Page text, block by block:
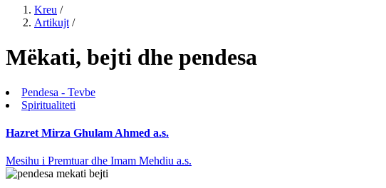
Kreu /
Artikujt /
Mëkati, bejti dhe pendesa
Pendesa - Tevbe
Spiritualiteti
Hazret Mirza Ghulam Ahmed a.s.
Mesihu i Premtuar dhe Imam Mehdiu a.s.